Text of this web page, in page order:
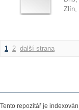
Zlín,
1 2 další strana
Tento repozitář je